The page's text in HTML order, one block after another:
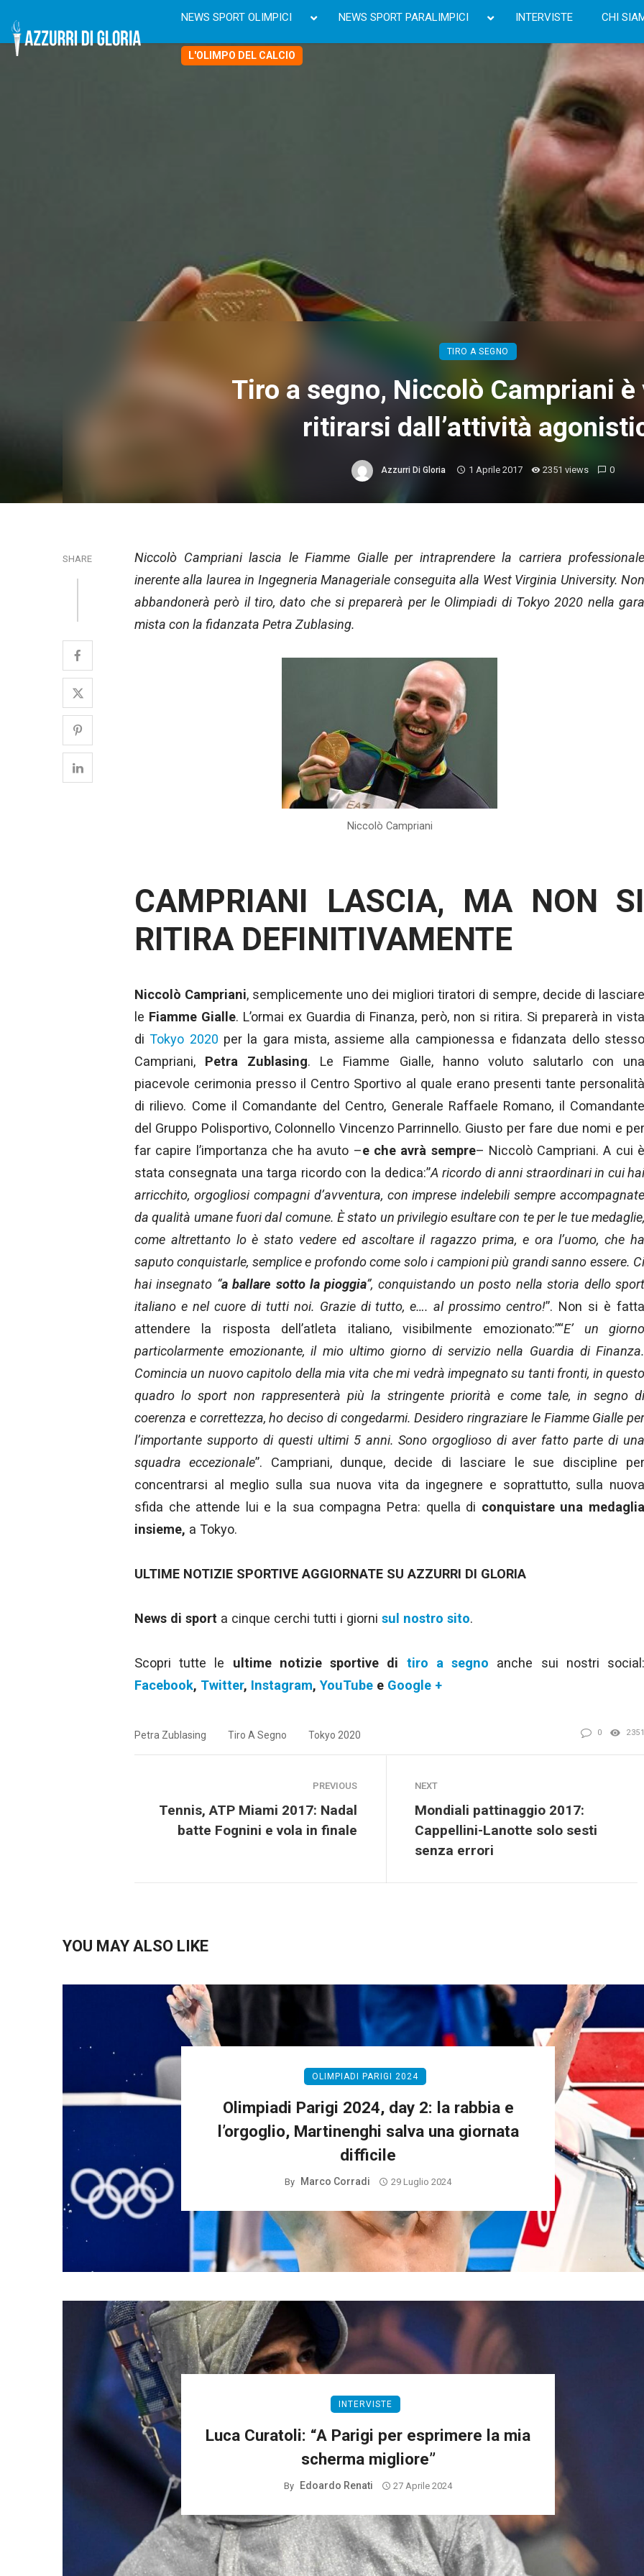
NEWS SPORT OLIMPICI NEWS SPORT PARALIMPICI INTERVISTE CHI
L'OLIMPO DEL CALCIO
TIRO A SEGNO
Tiro a segno, Niccolò Campriani
ritirarsi dall’attività
Azzurri Di Gloria 1 Aprile 2017 2351 views 0
SHARE
Niccolò Campriani lascia le Fiamme Gialle per intraprendere la carriera professionale
inerente alla laurea in Ingegneria Manageriale conseguita alla West Virginia University. Non
abbandonerà però il tiro, dato che si preparerà per le Olimpiadi di Tokyo 2020 nella gara
mista con la fidanzata Petra Zublasing.
Niccolò Campriani
CAMPRIANI LASCIA, MA NON SI
RITIRA DEFINITIVAMENTE
Niccolò Campriani, semplicemente uno dei migliori tiratori di sempre, decide di lasciare
le Fiamme Gialle. L’ormai ex Guardia di Finanza, però, non si ritira. Si preparerà in vista
diTokyo 2020 per la gara mista, assieme alla campionessa e fidanzata dello
Campriani, Petra Zublasing. Le Fiamme Gialle, hanno voluto salutarlo con
piacevole cerimonia presso il Centro Sportivo al quale erano presenti tante personalità
di rilievo. Come il Comandante del Centro, Generale Raffaele Romano, il Comandante
del Gruppo Polisportivo, Colonnello Vincenzo Parrinnello. Giusto per fare due nomi e per
far capire l’importanza che ha avuto –e che avrà sempre– Niccolò Campriani. A cui
stata consegnata una targa ricordo con la dedica:”A ricordo di anni straordinari in cui hai
arricchito, orgogliosi compagni d’avventura, con imprese indelebili sempre accompagnate
da qualità umane fuori dal comune. È stato un privilegio esultare con te per le tue medaglie,
come altrettanto lo è stato vedere ed ascoltare il ragazzo prima, e ora l’uomo, che ha
saputo conquistarle, semplice e profondo come solo i campioni più grandi sanno essere. Ci
hai insegnato “a ballare sotto la pioggia”, conquistando un posto nella storia dello
italiano e nel cuore di tutti noi. Grazie di tutto, e…. al prossimo centro!”. Non si è
attendere la risposta dell’atleta italiano, visibilmente emozionato:”“E’ un giorno
particolarmente emozionante, il mio ultimo giorno di servizio nella Guardia di Finanza.
Comincia un nuovo capitolo della mia vita che mi vedrà impegnato su tanti fronti, in questo
quadro lo sport non rappresenterà più la stringente priorità e come tale, in segno di
coerenza e correttezza, ho deciso di congedarmi. Desidero ringraziare le Fiamme Gialle per
l’importante supporto di questi ultimi 5 anni. Sono orgoglioso di aver fatto parte di una
squadra eccezionale”. Campriani, dunque, decide di lasciare le sue discipline
concentrarsi al meglio sulla sua nuova vita da ingegnere e soprattutto, sulla nuova
sfida che attende lui e la sua compagna Petra: quella di conquistare una
insieme, a Tokyo.
ULTIME NOTIZIE SPORTIVE AGGIORNATE SU AZZURRI DI GLORIA
News di sport a cinque cerchi tutti i giorni sul nostro sito.
Scopri tutte le ultime notizie sportive di tiro a segno anche sui nostri
Facebook, Twitter, Instagram, YouTube e Google +
Petra Zublasing Tiro A Segno Tokyo 2020 0 2351
PREVIOUS
Tennis, ATP Miami 2017: Nadal
batte Fognini e vola in finale
NEXT
Mondiali pattinaggio 2017:
Cappellini-Lanotte solo sesti
senza errori
YOU MAY ALSO LIKE
OLIMPIADI PARIGI 2024
Olimpiadi Parigi 2024, day 2: la rabbia e
l’orgoglio, Martinenghi salva una giornata
difficile
By Marco Corradi 29 Luglio 2024
INTERVISTE
Luca Curatoli: “A Parigi per esprimere la mia
scherma migliore”
By Edoardo Renati 27 Aprile 2024